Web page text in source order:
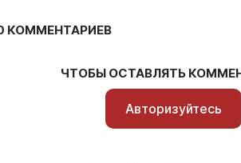
КОММЕНТАРИЕВ
ЧТОБЫ ОСТАВЛЯТЬ
Авторизуйтесь